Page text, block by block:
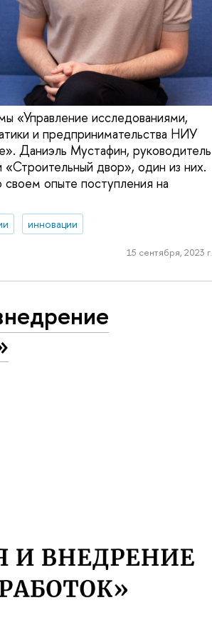
«Управление исследованиями,
и предпринимательства НИУ
Даниэль Мустафин, руководитель
«Строительный двор», один из них.
опыте поступления на
инновации
15 сентября, 2023 г.